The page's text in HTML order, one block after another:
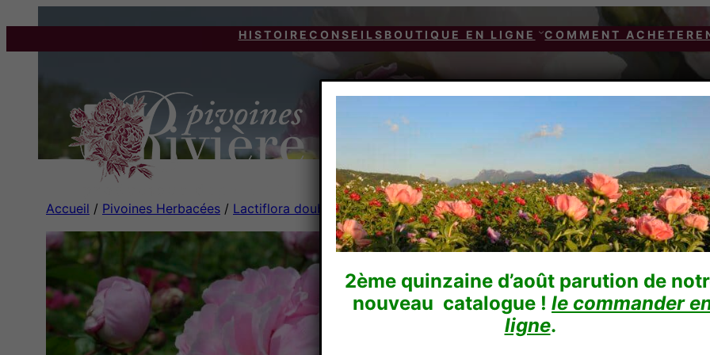
HISTOIRE CONSEILS BOUTIQUE EN LIGNE COMMENT ACHETER
Accueil / Pivoines Herbacées / Lactiflora doubles/ MISS ECKARDT
MISS
16,00€ TTC
2ème quinzaine d’août parution de
nouveau catalogue !le commander
ligne.